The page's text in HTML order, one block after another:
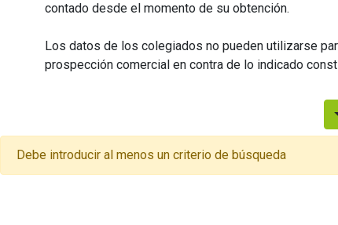
contado desde el momento de su obtención.
Los datos de los colegiados no pueden utilizarse
prospección comercial en contra de lo indicado
Debe introducir al menos un criterio de búsqueda